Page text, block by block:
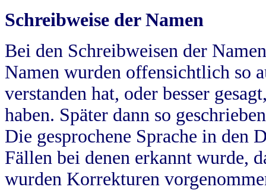
Schreibweise der Namen
Bei den Schreibweisen der
Namen wurden offensichtlich so
verstanden hat, oder besser
haben. Später dann so
Die gesprochene Sprache in
Fällen bei denen erkannt wurde,
wurden Korrekturen